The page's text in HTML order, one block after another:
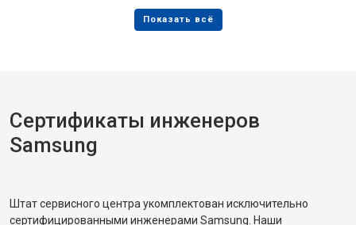
Сертификаты инженеров
Samsung
Штат сервисного центра укомплектован исключительно
сертифицированными инженерами Samsung. Наши